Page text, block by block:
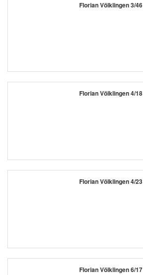
Florian Völklingen 3/46
Florian Völklingen 4/18
Florian Völklingen 4/23
Florian Völklingen 6/17